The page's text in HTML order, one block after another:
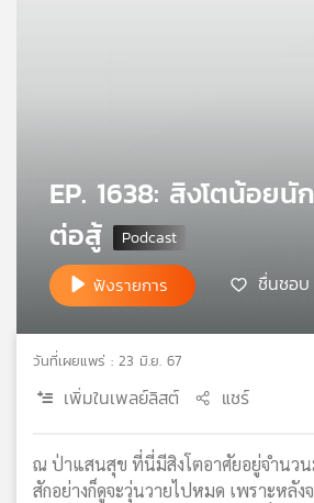
กิจกรรม
เกี่ยว
EP. 1638: สิงโตน้อยนัก
ต่อสู้
ฟังรายการ ชื่นชอบ
วันที่เผยแพร่ : 23 มิ.ย. 67
เพิ่มในเพลย์ลิสต์ แชร์
ณ ป่าแสนสุข ที่นี่มีสิงโตอาศัยอยู่จำนวน
สักอย่างก็ดูจะวุ่นวายไปหมด เพราะหลั